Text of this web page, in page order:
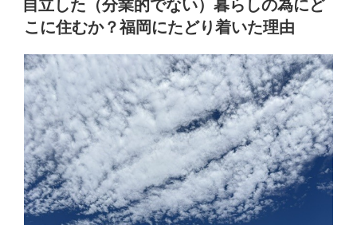
日:
自立した（分業的でない）暮らしの為にど
こに住むか？福岡にたどり着いた理由